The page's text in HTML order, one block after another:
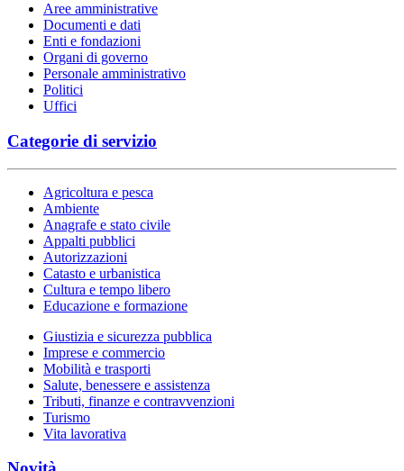
Aree amministrative
Documenti e dati
Enti e fondazioni
Organi di governo
Personale amministrativo
Politici
Uffici
Categorie di servizio
Agricoltura e pesca
Ambiente
Anagrafe e stato civile
Appalti pubblici
Autorizzazioni
Catasto e urbanistica
Cultura e tempo libero
Educazione e formazione
Giustizia e sicurezza pubblica
Imprese e commercio
Mobilità e trasporti
Salute, benessere e assistenza
Tributi, finanze e contravvenzioni
Turismo
Vita lavorativa